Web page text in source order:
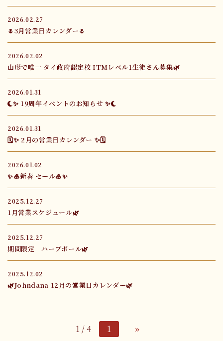
2026.02.27
🌷3月営業日カレンダー🌷
2026.02.02
山形で唯一 タイ政府認定校 ITMレベル1生徒さん募集🌿
2026.01.31
🌙✨ 19周年イベントのお知らせ ✨🌙
2026.01.31
🗓✨ 2月の営業日カレンダー ✨🗓
2026.01.02
✨🎍新春 セール🎍✨
2025.12.27
1月営業スケジュール🌿
2025.12.27
期間限定 ハーブボール🌿
2025.12.02
🌿Johndana 12月の営業日カレンダー🌿
1 / 4 1 »